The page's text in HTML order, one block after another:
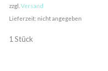
zzgl. Versand
Lieferzeit: nicht angegeben
1 Stück